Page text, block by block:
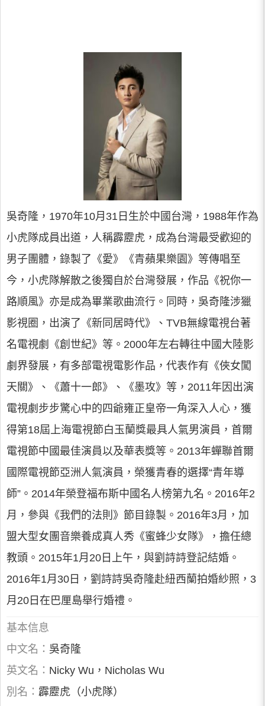
吳奇隆，1970年10月31日生於中國台灣，1988年作為
小虎隊成員出道，人稱霹靂虎，成為台灣最受歡迎的
男子團體，錄製了《愛》《青蘋果樂園》等傳唱至
今，小虎隊解散之後獨自於台灣發展，作品《祝你一
路順風》亦是成為畢業歌曲流行。同時，吳奇隆涉獵
影視圈，出演了《新同居時代》、TVB無線電視台著
名電視劇《創世紀》等。2000年左右轉往中國大陸影
劇界發展，有多部電視電影作品，代表作有《俠女闖
天關》、《蕭十一郎》、《墨攻》等，2011年因出演
電視劇步步驚心中的四爺雍正皇帝一角深入人心，獲
得第18屆上海電視節白玉蘭獎最具人氣男演員，首爾
電視節中國最佳演員以及華表獎等。2013年蟬聯首爾
國際電視節亞洲人氣演員，榮獲青春的選擇“青年導
師”。2014年榮登福布斯中國名人榜第九名。2016年2
月，參與《我們的法則》節目錄製。2016年3月，加
盟大型女團音樂養成真人秀《蜜蜂少女隊》，擔任總
教頭。2015年1月20日上午，與劉詩詩登記結婚。
2016年1月30日，劉詩詩吳奇隆赴紐西蘭拍婚紗照，3
月20日在巴厘島舉行婚禮。
基本信息
中文名： 吳奇隆
英文名： Nicky Wu，Nicholas Wu
別名： 霹靂虎（小虎隊）